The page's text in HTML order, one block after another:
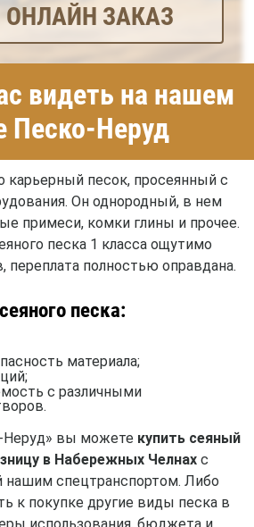
ОНЛАЙН ЗАКАЗ
видеть на нашем
Песко-Неруд
карьерный песок, просеянный с
Он однородный, в нем
примеси, комки глины и прочее.
песка 1 класса ощутимо
переплата полностью оправдана.
песка:
материала;
с различными
Неруд» вы можете купить сеяный
в Набережных Челнахс
нашим спецтранспортом. Либо
к покупке другие виды песка в
использования, бюджета и